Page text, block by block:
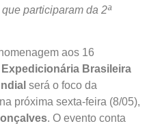
participaram da 2ª
aos 16
Expedicionária Brasileira
será o foco da
próxima sexta-feira (8/05),
. O evento conta